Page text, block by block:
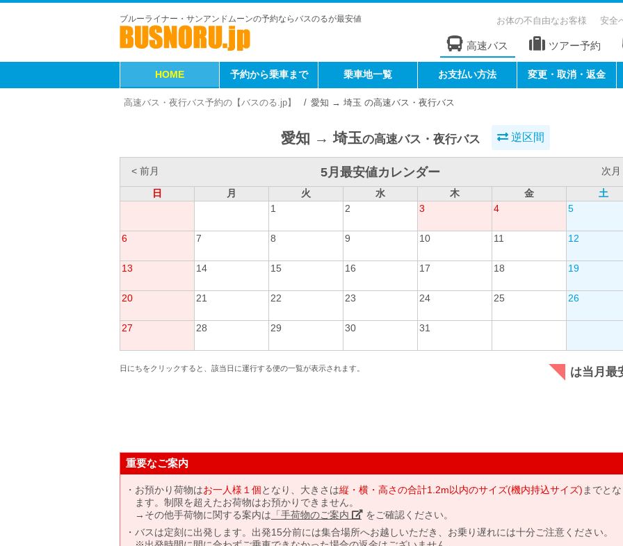
ブルーライナー・サンアンドムーンの予約ならバスのるが最安値 お体の不自由なお客様 安全
高速バス ツアー予約
HOME 予約から乗車まで 乗車地一覧 お支払い方法 変更・取消・返金
高速バス・夜行バス予約の【バスのる.jp】 愛知 → 埼玉 の高速バス・夜行バス
愛知 → 埼玉の高速バス・夜行バス 逆区間
< 前月 5月最安値カレンダー
次月
日
月 火 水 木 金
土
1
2 3 4 5
6 7 8 9 10 11 12
13 14 15 16 17 18 19
20 21 22 23 24 25 26
27 28 29 30 31
日にちをクリックすると、該当日に運行する便の一覧が表示されます。 は当月最
重要なご案内
お預かり荷物はお一人様１個となり、大きさは縦・横・高さの合計1.2m以内のサイズ(機内持込サイズ) までと
ます。制限を超えたお荷物はお預かりできません。
→その他手荷物に関する案内は 「手荷物のご案内」 をご確認ください。
バスは定刻に出発します。出発15分前には集合場所へお越しいただき、お乗り遅れには十分ご注意ください。